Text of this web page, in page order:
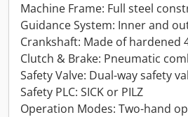
Machine Frame: Full steel
Guidance System: Inner and
Crankshaft: Made of hardened
Clutch & Brake: Pneumatic
Safety Valve: Dual-way safety
Safety PLC: SICK or PILZ
Operation Modes: Two-hand